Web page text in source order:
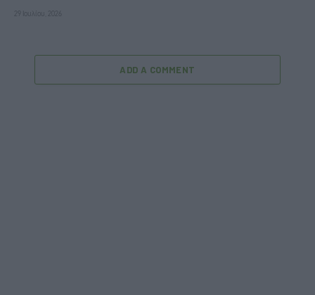
29 Ιουλίου, 2026
ADD A COMMENT